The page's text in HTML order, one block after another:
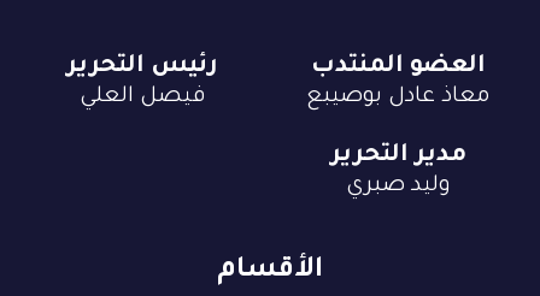
الأقسام
العضو المنتدب
معاذ عادل بوصيبع
رئيس التحرير
فيصل العلي
مدير التحرير
وليد صبري